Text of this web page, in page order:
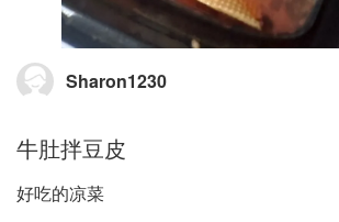
Sharon1230
牛肚拌豆皮
好吃的凉菜